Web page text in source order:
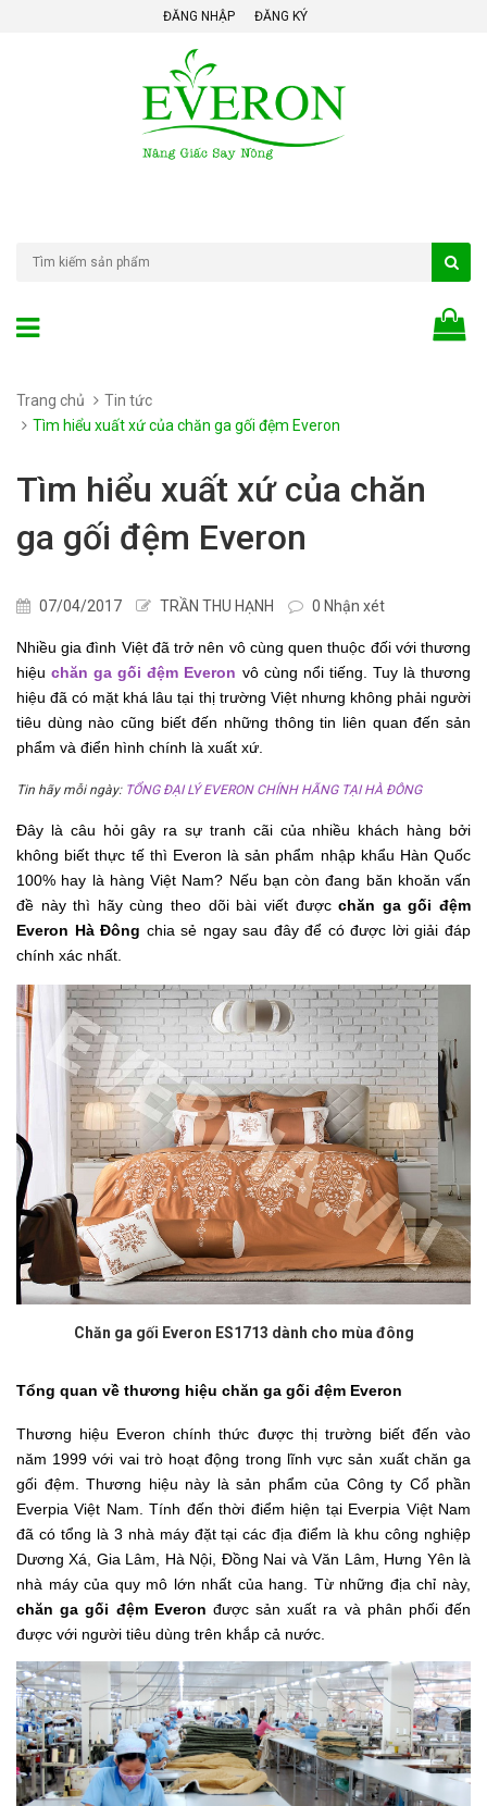
ĐĂNG NHẬP ĐĂNG KÝ
Trang chủ
Tin tức
Tìm hiểu xuất xứ của chăn ga gối đệm Everon
Tìm hiểu xuất xứ của chăn
ga gối đệm Everon
07/04/2017 TRẦN THU HẠNH 0 Nhận xét
Nhiều gia đình Việt đã trở nên vô cùng quen thuộc đối với thương
hiệuchăn ga gối đệm Everon vô cùng nổi tiếng. Tuy là thương
hiệu đã có mặt khá lâu tại thị trường Việt nhưng không phải người
tiêu dùng nào cũng biết đến những thông tin liên quan đến sản
phẩm và điển hình chính là xuất xứ.
Tin hãy mỗi ngày: TỔNG ĐẠI LÝ EVERON CHÍNH HÃNG TẠI HÀ ĐÔNG
Đây là câu hỏi gây ra sự tranh cãi của nhiều khách hàng bởi
không biết thực tế thì Everon là sản phẩm nhập khẩu Hàn Quốc
100% hay là hàng Việt Nam? Nếu bạn còn đang băn khoăn vấn
đề này thì hãy cùng theo dõi bài viết đượcchăn ga gối đệm
Everon Hà Đông chia sẻ ngay sau đây để có được lời giải đáp
chính xác nhất.
Chăn ga gối Everon ES1713 dành cho mùa đông
Tổng quan về thương hiệu chăn ga gối đệm Everon
Thương hiệu Everon chính thức được thị trường biết đến vào
năm 1999 với vai trò hoạt động trong lĩnh vực sản xuất chăn ga
gối đệm. Thương hiệu này là sản phẩm của Công ty Cổ phần
Everpia Việt Nam. Tính đến thời điểm hiện tại Everpia Việt Nam
đã có tổng là 3 nhà máy đặt tại các địa điểm là khu công nghiệp
Dương Xá, Gia Lâm, Hà Nội, Đồng Nai và Văn Lâm, Hưng Yên là
nhà máy của quy mô lớn nhất của hang. Từ những địa chỉ này,
chăn ga gối đệm Everon được sản xuất ra và phân phối đến
được với người tiêu dùng trên khắp cả nước.